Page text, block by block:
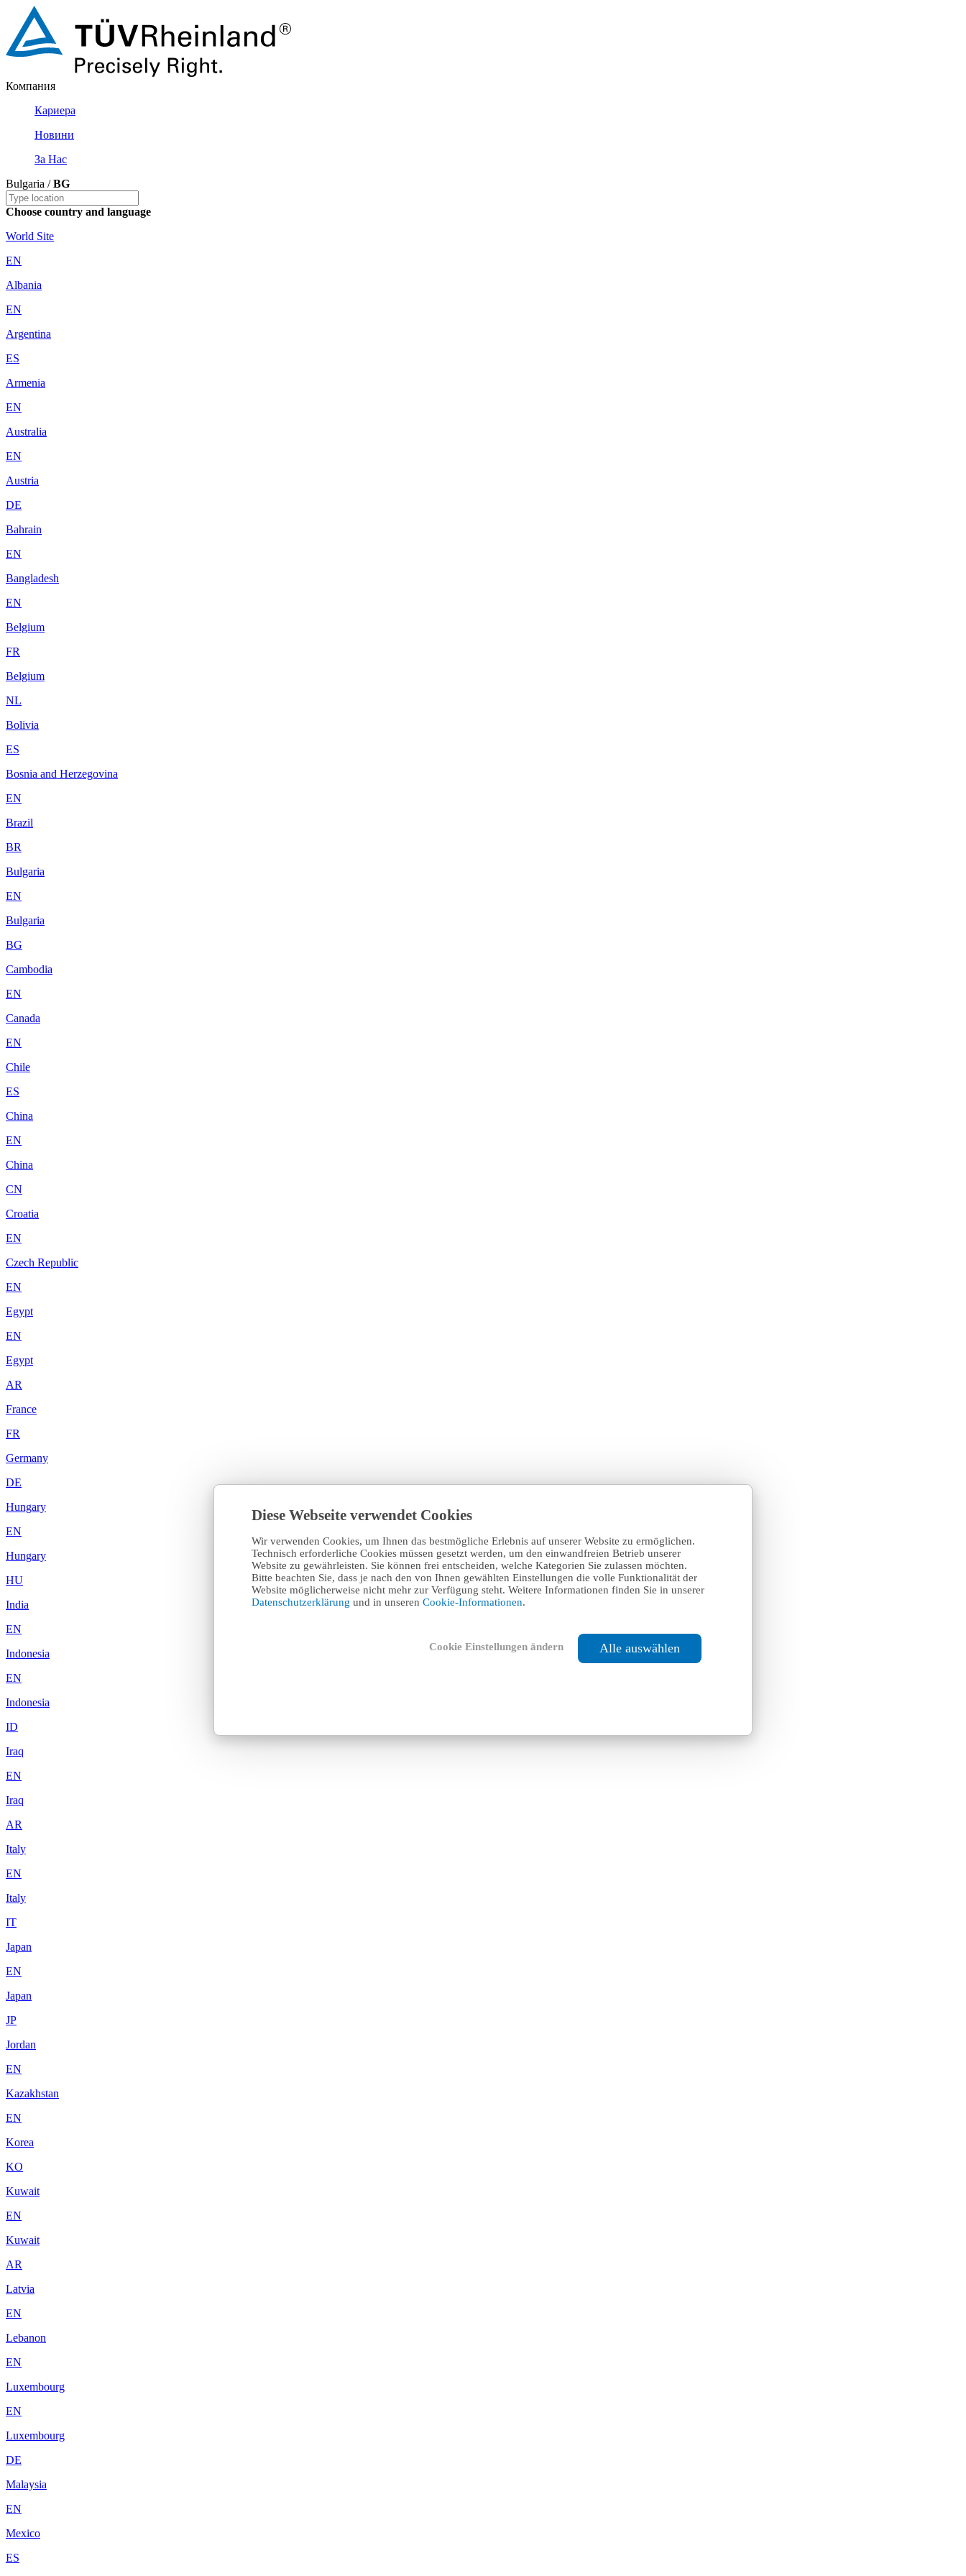
Diese Webseite verwendet Cookies
Wir verwenden Cookies, um Ihnen das bestmögliche Erlebnis auf unserer Website zu ermöglichen.
Technisch erforderliche Cookies müssen gesetzt werden, um den einwandfreien Betrieb unserer
Website zu gewährleisten. Sie können frei entscheiden, welche Kategorien Sie zulassen möchten.
Bitte beachten Sie, dass je nach den von Ihnen gewählten Einstellungen die volle Funktionalität der
Website möglicherweise nicht mehr zur Verfügung steht. Weitere Informationen finden Sie in unserer
Datenschutzerklärung und in unseren Cookie-Informationen.
Cookie Einstellungen ändern Alle auswählen
Компания
Кариера
Новини
За Нас
Bulgaria /BG
Choose country and language
World Site
EN
Albania
EN
Argentina
ES
Armenia
EN
Australia
EN
Austria
DE
Bahrain
EN
Bangladesh
EN
Belgium
FR
Belgium
NL
Bolivia
ES
Bosnia and Herzegovina
EN
Brazil
BR
Bulgaria
EN
Bulgaria
BG
Cambodia
EN
Canada
EN
Chile
ES
China
EN
China
CN
Croatia
EN
Czech Republic
EN
Egypt
EN
Egypt
AR
France
FR
Germany
DE
Hungary
EN
Hungary
HU
India
EN
Indonesia
EN
Indonesia
ID
Iraq
EN
Iraq
AR
Italy
EN
Italy
IT
Japan
EN
Japan
JP
Jordan
EN
Kazakhstan
EN
Korea
KO
Kuwait
EN
Kuwait
AR
Latvia
EN
Lebanon
EN
Luxembourg
EN
Luxembourg
DE
Malaysia
EN
Mexico
ES